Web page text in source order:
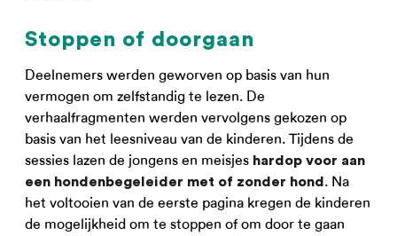
Stoppen of doorgaan
Deelnemers werden geworven op basis van hun
vermogen om zelfstandig te lezen. De
verhaalfragmenten werden vervolgens gekozen op
basis van het leesniveau van de kinderen. Tijdens de
sessies lazen de jongens en meisjes hardop voor aan
een hondenbegeleider met of zonder hond . Na
het voltooien van de eerste pagina kregen de kinderen
de mogelijkheid om te stoppen of om door te gaan